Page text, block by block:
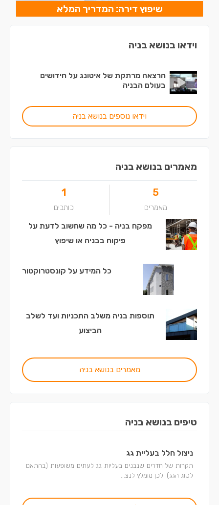
שיפוץ דירה: המדריך המלא
וידאו בנושא בניה
הרצאה מרתקת של איטונג על חידושים
בעולם הבניה
וידאו נוספים בנושא בניה
מאמרים בנושא בניה
5
מאמרים
1
כותבים
מפקח בניה - כל מה שחשוב לדעת על
פיקוח בבניה או שיפוץ
כל המידע על קונסטרוקטור
תוספות בניה משלב התכניות ועד לשלב
הביצוע
מאמרים בנושא בניה
טיפים בנושא בניה
ניצול חלל בעליית גג
תקרות של חדרים שנבנים בעליות גג לעתים משופעות (בהתאם
לסוג הגג) ולכן מומלץ לנצ...